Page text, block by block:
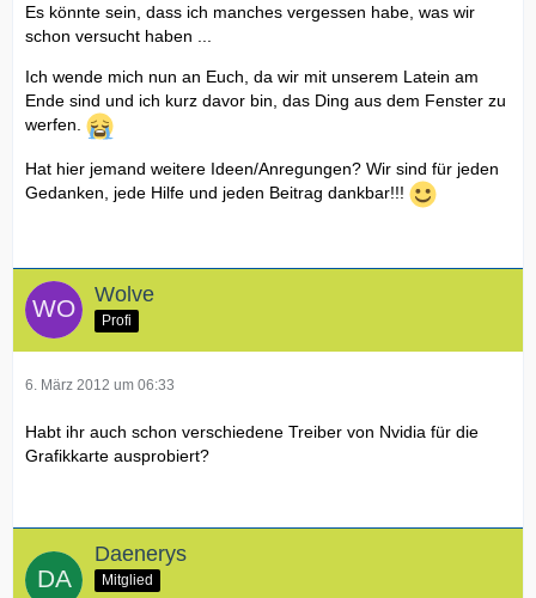
Es könnte sein, dass ich manches vergessen habe, was wir
schon versucht haben ...
Ich wende mich nun an Euch, da wir mit unserem Latein am
Ende sind und ich kurz davor bin, das Ding aus dem Fenster zu
werfen.
Hat hier jemand weitere Ideen/Anregungen? Wir sind für jeden
Gedanken, jede Hilfe und jeden Beitrag dankbar!!!
Wolve
Profi
6. März 2012 um 06:33
Habt ihr auch schon verschiedene Treiber von Nvidia für die
Grafikkarte ausprobiert?
Daenerys
Mitglied